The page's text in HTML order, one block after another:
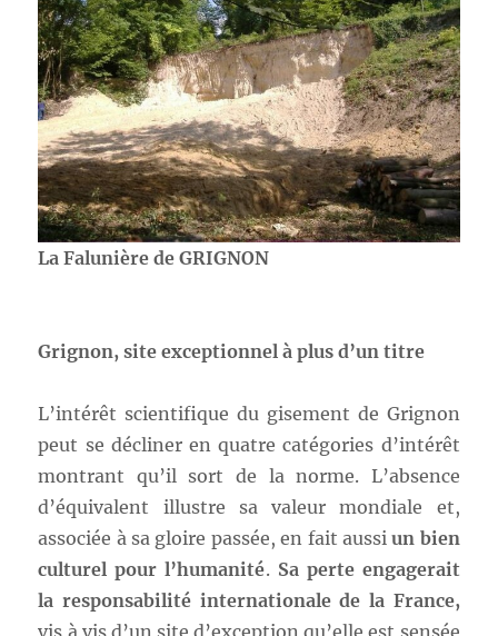
La Falunière de GRIGNON
Grignon, site exceptionnel à plus d’un titre
L’intérêt scientifique du gisement de Grignon
peut se décliner en quatre catégories d’intérêt
montrant qu’il sort de la norme. L’absence
d’équivalent illustre sa valeur mondiale et,
associée à sa gloire passée, en fait aussiun bien
culturel pour l’humanité. Sa perte engagerait
la responsabilité internationale de la France,
vis à vis d’un site d’exception qu’elle est sensée